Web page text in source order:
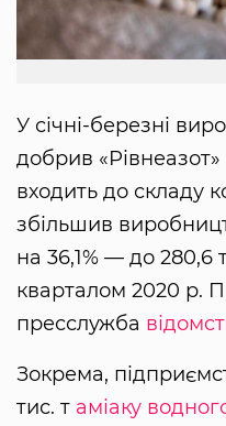
У січні-березні
добрив
входить до складу
збільшив
на 36,1% — до 280,6
кварталом 2020 р.
пресслужба
Зокрема,
тис. т аміаку